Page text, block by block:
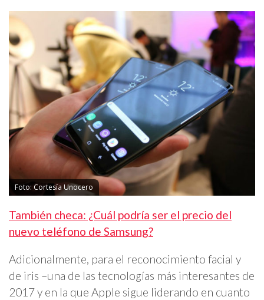
Foto: Cortesía Unocero
También checa: ¿Cuál podría ser el precio del
nuevo teléfono de Samsung?
Adicionalmente, para el reconocimiento facial y
de iris –una de las tecnologías más interesantes de
2017 y en la que Apple sigue liderando en cuanto